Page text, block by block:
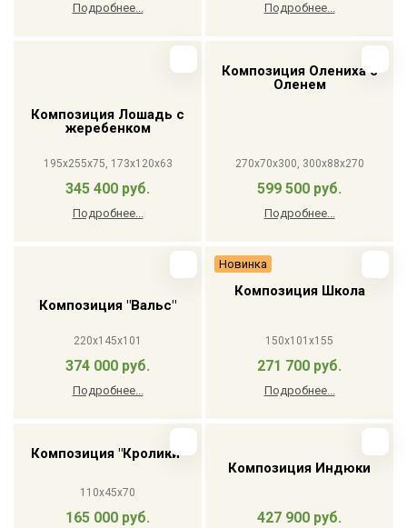
Подробнее... Подробнее...
Композиция Лошадь с
жеребенком
195x255x75, 173x120x63
345 400 руб.
Подробнее...
Композиция Олениха с
Оленем
270x70x300, 300x88x270
599 500 руб.
Подробнее...
Композиция "Вальс"
220x145x101
374 000 руб.
Подробнее...
Новинка
Композиция Школа
150x101x155
271 700 руб.
Подробнее...
Композиция "Кролики"
110x45x70
165 000 руб.
Композиция Индюки
427 900 руб.